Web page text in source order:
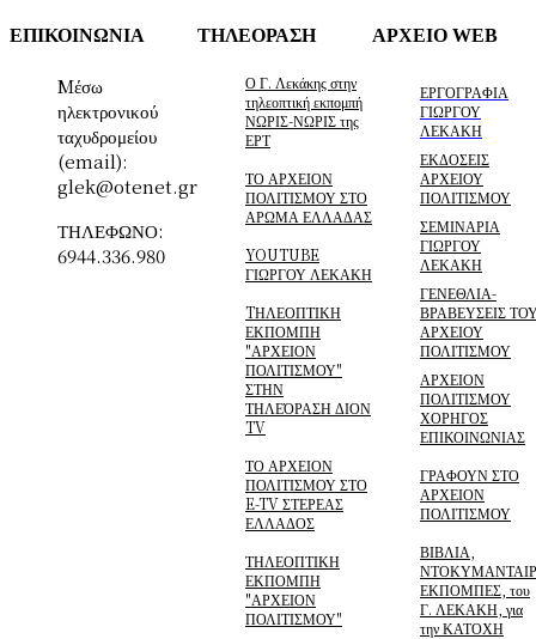
ΕΠΙΚΟΙΝΩΝΙΑ
Mέσω
ηλεκτρονικού
ταχυδρομείου
(email):
glek@otenet.gr
ΤΗΛΕΦΩΝΟ:
6944.336.980
ΤΗΛΕΟΡΑΣΗ
Ο Γ. Λεκάκης στην
τηλεοπτική εκπομπή
ΝΩΡΙΣ-ΝΩΡΙΣ της
ΕΡΤ
ΤΟ ΑΡΧΕΙΟΝ
ΠΟΛΙΤΙΣΜΟΥ ΣΤΟ
ΑΡΩΜΑ ΕΛΛΑΔΑΣ
YOUTUBE
ΓΙΩΡΓΟΥ ΛΕΚΑΚΗ
TΗΛΕΟΠΤΙΚΗ
ΕΚΠΟΜΠΗ
"ΑΡΧΕΙΟΝ
ΠΟΛΙΤΙΣΜΟΥ"
ΣΤΗΝ
ΤΗΛΕΌΡΑΣΗ ΔΙΟΝ
TV
ΤΟ ΑΡΧΕΙΟΝ
ΠΟΛΙΤΙΣΜΟΥ ΣΤΟ
E-TV ΣΤΕΡΕΑΣ
ΕΛΛΑΔΟΣ
ΤΗΛΕΟΠΤΙΚΗ
ΕΚΠΟΜΠΗ
"ΑΡΧΕΙΟΝ
ΠΟΛΙΤΙΣΜΟΥ"
ΑΡΧΕΙΟ WEB
ΕΡΓΟΓΡΑΦΙΑ
ΓΙΩΡΓΟΥ
ΛΕΚΑΚΗ
ΕΚΔΟΣΕΙΣ
ΑΡΧΕΙΟΥ
ΠΟΛΙΤΙΣΜΟΥ
ΣΕΜΙΝΑΡΙΑ
ΓΙΩΡΓΟΥ
ΛΕΚΑΚΗ
ΓΕΝΕΘΛΙΑ-
ΒΡΑΒΕΥΣΕΙΣ
ΑΡΧΕΙΟΥ
ΠΟΛΙΤΙΣΜΟΥ
ΑΡΧΕΙΟΝ
ΠΟΛΙΤΙΣΜΟΥ
ΧΟΡΗΓΟΣ
ΕΠΙΚΟΙΝΩΝΙΑΣ
ΓΡΑΦΟΥΝ ΣΤΟ
ΑΡΧΕΙΟΝ
ΠΟΛΙΤΙΣΜΟΥ
ΒΙΒΛΙΑ,
ΕΚΠΟΜΠΕΣ, του
Γ. ΛΕΚΑΚΗ, για
την ΚΑΤΟΧΗ